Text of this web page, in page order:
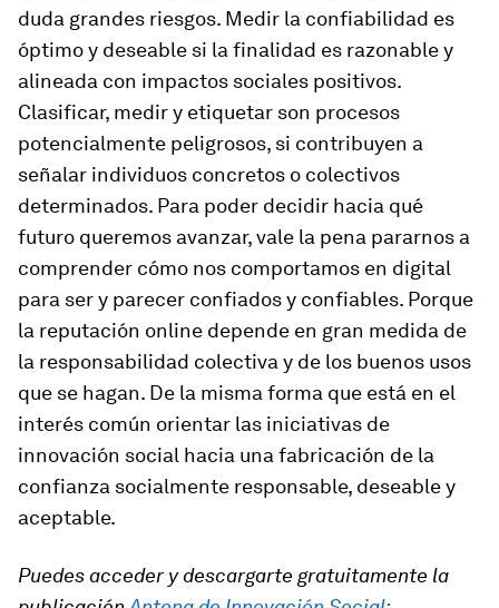
duda grandes riesgos. Medir la confiabilidad es
óptimo y deseable si la finalidad es razonable y
alineada con impactos sociales positivos.
Clasificar, medir y etiquetar son procesos
potencialmente peligrosos, si contribuyen a
señalar individuos concretos o colectivos
determinados. Para poder decidir hacia qué
futuro queremos avanzar, vale la pena pararnos a
comprender cómo nos comportamos en digital
para ser y parecer confiados y confiables. Porque
la reputación online depende en gran medida de
la responsabilidad colectiva y de los buenos usos
que se hagan. De la misma forma que está en el
interés común orientar las iniciativas de
innovación social hacia una fabricación de la
confianza socialmente responsable, deseable y
aceptable.
Puedes acceder y descargarte gratuitamente la